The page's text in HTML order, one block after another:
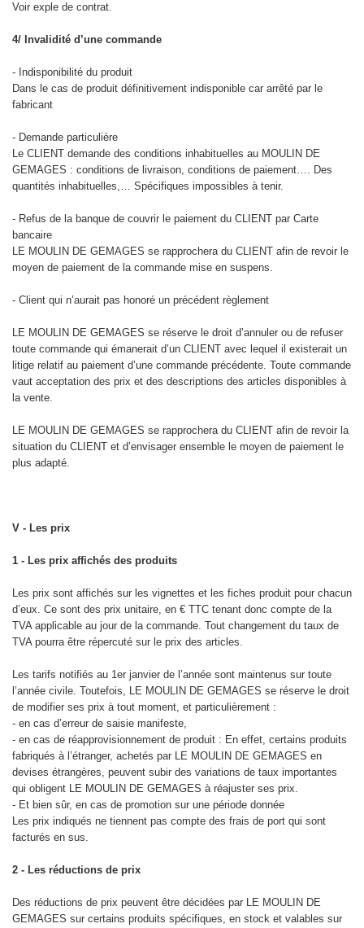
Voir exple de contrat.
4/ Invalidité d’une commande
- Indisponibilité du produit
Dans le cas de produit définitivement indisponible car arrêté par le
fabricant
- Demande particulière
Le CLIENT demande des conditions inhabituelles au MOULIN DE
GEMAGES : conditions de livraison, conditions de paiement…. Des
quantités inhabituelles,… Spécifiques impossibles à tenir.
- Refus de la banque de couvrir le paiement du CLIENT par Carte
bancaire
LE MOULIN DE GEMAGES se rapprochera du CLIENT afin de revoir le
moyen de paiement de la commande mise en suspens.
- Client qui n’aurait pas honoré un précédent règlement
LE MOULIN DE GEMAGES se réserve le droit d’annuler ou de refuser
toute commande qui émanerait d’un CLIENT avec lequel il existerait un
litige relatif au paiement d’une commande précédente. Toute commande
vaut acceptation des prix et des descriptions des articles disponibles à
la vente.
LE MOULIN DE GEMAGES se rapprochera du CLIENT afin de revoir la
situation du CLIENT et d’envisager ensemble le moyen de paiement le
plus adapté.
V - Les prix
1 - Les prix affichés des produits
Les prix sont affichés sur les vignettes et les fiches produit pour chacun
d’eux. Ce sont des prix unitaire, en € TTC tenant donc compte de la
TVA applicable au jour de la commande. Tout changement du taux de
TVA pourra être répercuté sur le prix des articles.
Les tarifs notifiés au 1er janvier de l’année sont maintenus sur toute
l’année civile. Toutefois, LE MOULIN DE GEMAGES se réserve le droit
de modifier ses prix à tout moment, et particulièrement :
- en cas d’erreur de saisie manifeste,
- en cas de réapprovisionnement de produit : En effet, certains produits
fabriqués à l’étranger, achetés par LE MOULIN DE GEMAGES en
devises étrangères, peuvent subir des variations de taux importantes
qui obligent LE MOULIN DE GEMAGES à réajuster ses prix.
- Et bien sûr, en cas de promotion sur une période donnée
Les prix indiqués ne tiennent pas compte des frais de port qui sont
facturés en sus.
2 - Les réductions de prix
Des réductions de prix peuvent être décidées par LE MOULIN DE
GEMAGES sur certains produits spécifiques, en stock et valables sur